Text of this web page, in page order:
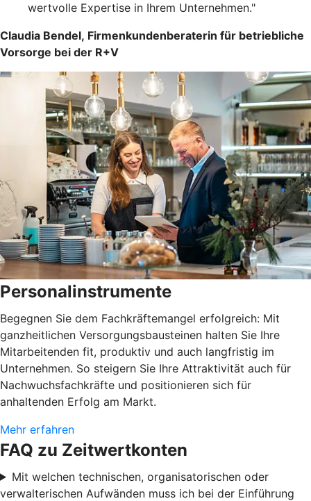
wertvolle Expertise in Ihrem Unternehmen."
Claudia Bendel, Firmenkundenberaterin für betriebliche
Vorsorge bei der R+V
Personalinstrumente
Begegnen Sie dem Fachkräftemangel erfolgreich: Mit
ganzheitlichen Versorgungsbausteinen halten Sie Ihre
Mitarbeitenden fit, produktiv und auch langfristig im
Unternehmen. So steigern Sie Ihre Attraktivität auch für
Nachwuchsfachkräfte und positionieren sich für
anhaltenden Erfolg am Markt.
Mehr erfahren
FAQ zu Zeitwertkonten
Mit welchen technischen, organisatorischen oder
verwalterischen Aufwänden muss ich bei der Einführung